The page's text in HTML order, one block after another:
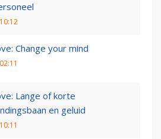
Change your mind
Lange of korte
en geluid